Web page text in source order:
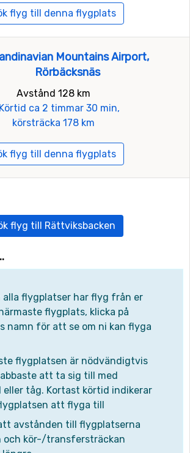
flyg till denna flygplats
Mountains Airport,
Rörbäcksnäs
Avstånd 128 km
Körtid ca 2 timmar 30 min,
körsträcka 178 km
flyg till denna flygplats
flyg till Rättviksbacken
flygplatser har flyg från er
flygplats, klicka på
namn för att se om ni kan flyga
flygplatsen är nödvändigtvis
att ta sig till med
eller tåg. Kortast körtid indikerar
att flyga till
avstånden till flygplatserna
och kör-/transfersträckan